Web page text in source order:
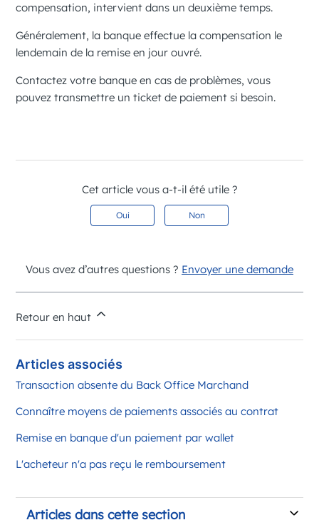
compensation, intervient dans un deuxième temps.
Généralement, la banque effectue la compensation le
lendemain de la remise en jour ouvré.
Contactez votre banque en cas de problèmes, vous
pouvez transmettre un ticket de paiement si besoin.
Cet article vous a-t-il été utile ?
Oui Non
Vous avez d’autres questions ? Envoyer une demande
Retour en haut
Articles associés
Transaction absente du Back Office Marchand
Connaître moyens de paiements associés au contrat
Remise en banque d'un paiement par wallet
L'acheteur n'a pas reçu le remboursement
Articles dans cette section